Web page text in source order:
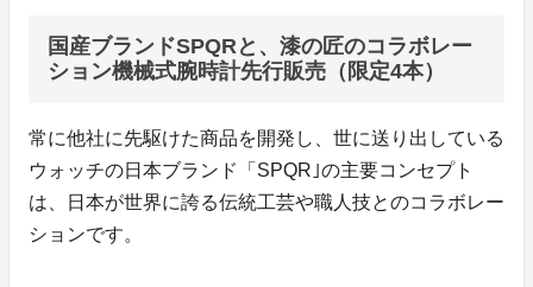
国産ブランドSPQRと、漆の匠のコラボレー
ション機械式腕時計先行販売（限定4本）
常に他社に先駆けた商品を開発し、世に送り出している
ウォッチの日本ブランド「SPQR｣の主要コンセプト
は、日本が世界に誇る伝統工芸や職人技とのコラボレー
ションです。